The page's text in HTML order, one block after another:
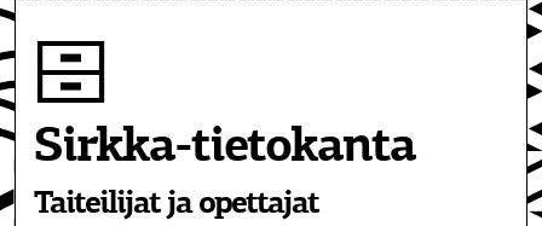
l
t
ö
n
Sirkka-tietokanta
Taiteilijat ja opettajat